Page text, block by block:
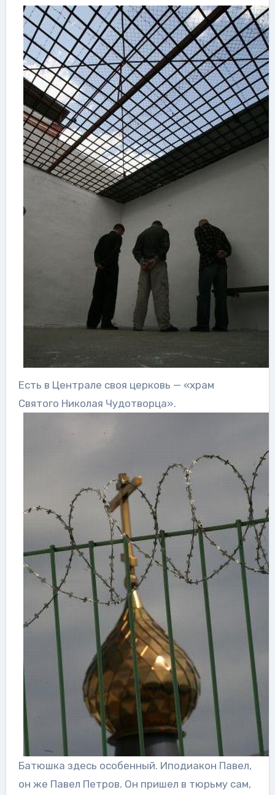
Есть в Централе своя церковь — «храм
Святого Николая Чудотворца».
Батюшка здесь особенный. Иподиакон Павел,
он же Павел Петров. Он пришел в тюрьму сам,